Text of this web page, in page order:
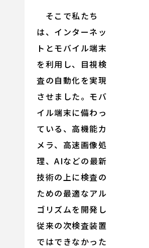
そこで私たち
は、インターネッ
トとモバイル端末
を利用し、目視検
査の自動化を実現
させました。モバ
イル端末に備わっ
ている、高機能カ
メラ、高速画像処
理、AIなどの最新
技術の上に検査の
ための最適なアル
ゴリズムを開発し
従来の次検査装置
ではできなかった